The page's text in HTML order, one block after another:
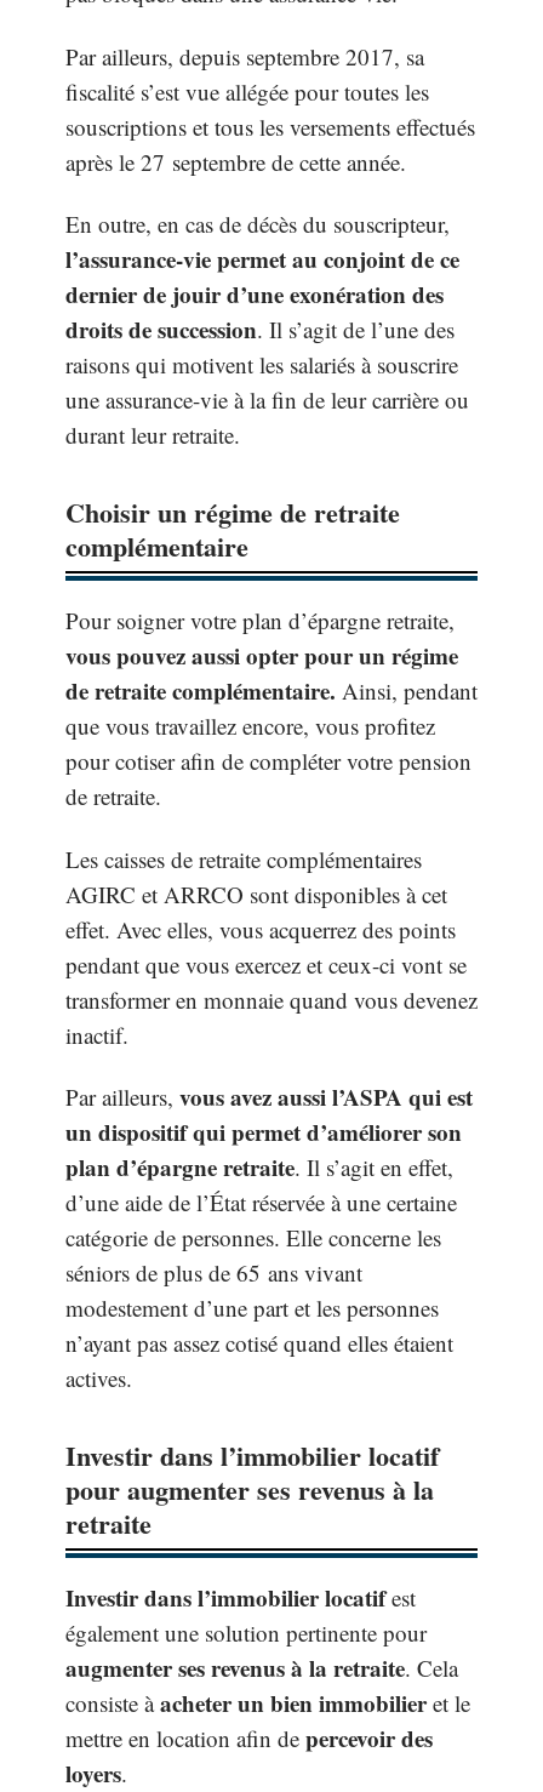
Par ailleurs, depuis septembre 2017, sa
fiscalité s’est vue allégée pour toutes les
souscriptions et tous les versements effectués
après le 27 septembre de cette année.
En outre, en cas de décès du souscripteur,
l’assurance-vie permet au conjoint de ce
dernier de jouir d’une exonération des
droits de succession. Il s’agit de l’une des
raisons qui motivent les salariés à souscrire
une assurance-vie à la fin de leur carrière ou
durant leur retraite.
Choisir un régime de retraite
complémentaire
Pour soigner votre plan d’épargne retraite,
vous pouvez aussi opter pour un régime
de retraite complémentaire. Ainsi, pendant
que vous travaillez encore, vous profitez
pour cotiser afin de compléter votre pension
de retraite.
Les caisses de retraite complémentaires
AGIRC et ARRCO sont disponibles à cet
effet. Avec elles, vous acquerrez des points
pendant que vous exercez et ceux-ci vont se
transformer en monnaie quand vous devenez
inactif.
Par ailleurs, vous avez aussi l’ASPA qui est
un dispositif qui permet d’améliorer son
plan d’épargne retraite. Il s’agit en effet,
d’une aide de l’État réservée à une certaine
catégorie de personnes. Elle concerne les
séniors de plus de 65 ans vivant
modestement d’une part et les personnes
n’ayant pas assez cotisé quand elles étaient
actives.
Investir dans l’immobilier locatif
pour augmenter ses revenus à la
retraite
Investir dans l’immobilier locatifest
également une solution pertinente pour
augmenter ses revenus à la retraite. Cela
consiste àacheter un bien immobilieret le
mettre en location afin de percevoir des
loyers.